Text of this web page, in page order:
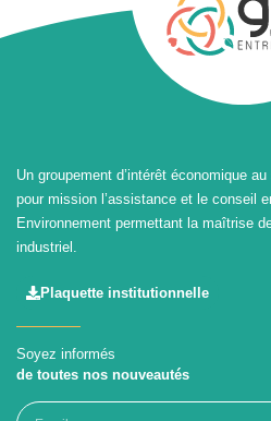
Un groupement d’intérêt économique
pour mission l’assistance et le conseil
Environnement permettant la maîtrise
industriel.
Plaquette institutionnelle
Soyez informés
de toutes nos nouveautés